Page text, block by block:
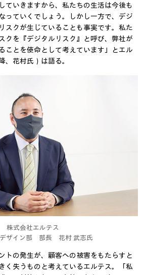
ていきますから、私たちの生活は今後も
っていくでしょう。しかし一方で、デジ
スクが生じていることも事実です。私た
クを『デジタルリスク』と呼び、弊社が
ことを使命として考えています」とエル
、花村氏）は語る。
株式会社エルテス
デザイン部 部長 花村 武志氏
トの発生が、顧客への被害をもたらすと
く失うものと考えているエルテス。「私